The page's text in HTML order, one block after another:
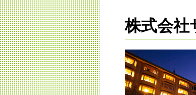
株式会社